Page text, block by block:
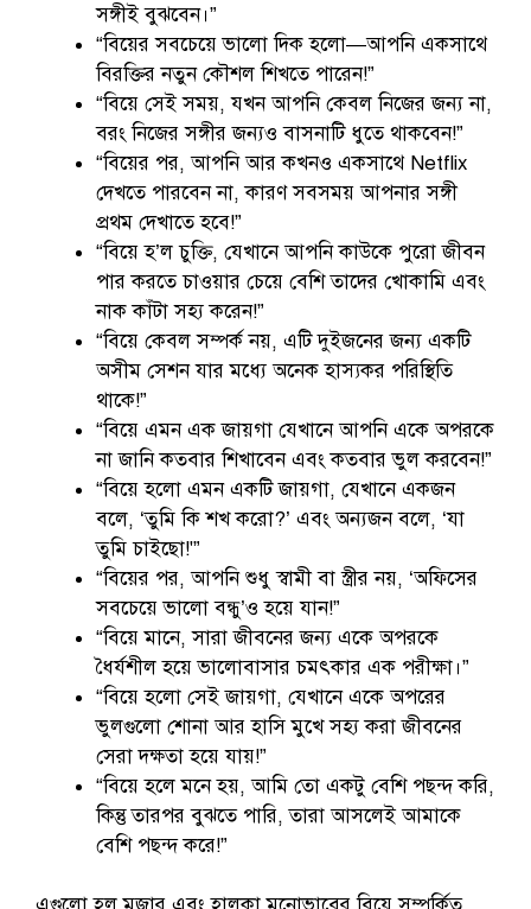
সঙ্গীই বুঝবেন।”
“বিয়ের সবচেয়ে ভালো দিক হলো—আপনি একসাথে
বিরক্তির নতুন কৌশল শিখতে পারেন!”
“বিয়ে সেই সময়, যখন আপনি কেবল নিজের জন্য না,
বরং নিজের সঙ্গীর জন্যও বাসনাটি ধুতে থাকবেন!”
“বিয়ের পর, আপনি আর কখনও একসাথে Netflix
দেখতে পারবেন না, কারণ সবসময় আপনার সঙ্গী
প্রথম দেখাতে হবে!”
“বিয়ে হ’ল চুক্তি, যেখানে আপনি কাউকে পুরো জীবন
পার করতে চাওয়ার চেয়ে বেশি তাদের খোকামি এবং
নাক কাঁটা সহ্য করেন!”
“বিয়ে কেবল সম্পর্ক নয়, এটি দুইজনের জন্য একটি
অসীম সেশন যার মধ্যে অনেক হাস্যকর পরিস্থিতি
থাকে!”
“বিয়ে এমন এক জায়গা যেখানে আপনি একে অপরকে
না জানি কতবার শিখাবেন এবং কতবার ভুল করবেন!”
“বিয়ে হলো এমন একটি জায়গা, যেখানে একজন
বলে, ‘তুমি কি শখ করো?’ এবং অন্যজন বলে, ‘যা
তুমি চাইছো!'”
“বিয়ের পর, আপনি শুধু স্বামী বা স্ত্রীর নয়, ‘অফিসের
সবচেয়ে ভালো বন্ধু’ও হয়ে যান!”
“বিয়ে মানে, সারা জীবনের জন্য একে অপরকে
ধৈর্যশীল হয়ে ভালোবাসার চমৎকার এক পরীক্ষা।”
“বিয়ে হলো সেই জায়গা, যেখানে একে অপরের
ভুলগুলো শোনা আর হাসি মুখে সহ্য করা জীবনের
সেরা দক্ষতা হয়ে যায়!”
“বিয়ে হলে মনে হয়, আমি তো একটু বেশি পছন্দ করি,
কিন্তু তারপর বুঝতে পারি, তারা আসলেই আমাকে
বেশি পছন্দ করে!”